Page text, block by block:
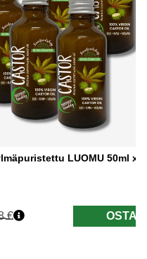
LUOMU 50ml x 5
€ OSTA